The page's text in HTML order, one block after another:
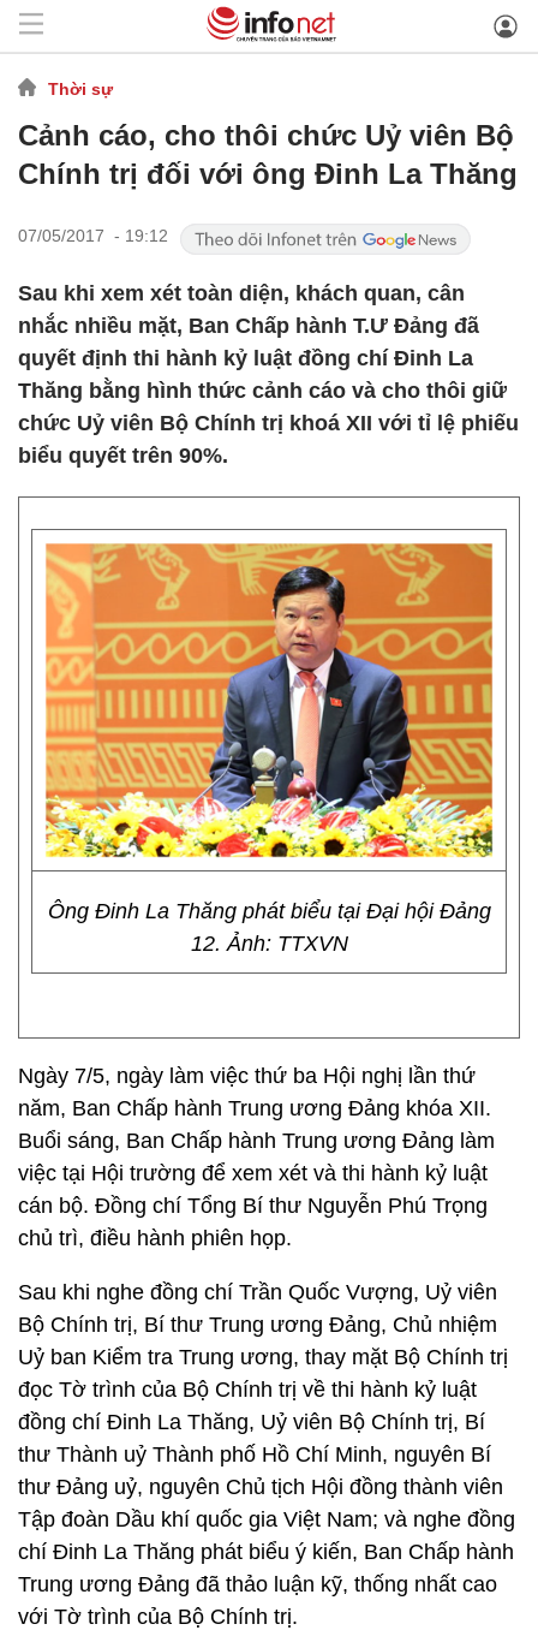
Thời sự
Cảnh cáo, cho thôi chức Uỷ viên Bộ
Chính trị đối với ông Đinh La Thăng
07/05/2017 - 19:12
Sau khi xem xét toàn diện, khách quan, cân
nhắc nhiều mặt, Ban Chấp hành T.Ư Đảng đã
quyết định thi hành kỷ luật đồng chí Đinh La
Thăng bằng hình thức cảnh cáo và cho thôi giữ
chức Uỷ viên Bộ Chính trị khoá XII với tỉ lệ phiếu
biểu quyết trên 90%.
Ông Đinh La Thăng phát biểu tại Đại hội Đảng
12. Ảnh: TTXVN
Ngày 7/5, ngày làm việc thứ ba Hội nghị lần thứ
năm, Ban Chấp hành Trung ương Đảng khóa XII.
Buổi sáng, Ban Chấp hành Trung ương Đảng làm
việc tại Hội trường để xem xét và thi hành kỷ luật
cán bộ. Đồng chí Tổng Bí thư Nguyễn Phú Trọng
chủ trì, điều hành phiên họp.
Sau khi nghe đồng chí Trần Quốc Vượng, Uỷ viên
Bộ Chính trị, Bí thư Trung ương Đảng, Chủ nhiệm
Uỷ ban Kiểm tra Trung ương, thay mặt Bộ Chính trị
đọc Tờ trình của Bộ Chính trị về thi hành kỷ luật
đồng chí Đinh La Thăng, Uỷ viên Bộ Chính trị, Bí
thư Thành uỷ Thành phố Hồ Chí Minh, nguyên Bí
thư Đảng uỷ, nguyên Chủ tịch Hội đồng thành viên
Tập đoàn Dầu khí quốc gia Việt Nam; và nghe đồng
chí Đinh La Thăng phát biểu ý kiến, Ban Chấp hành
Trung ương Đảng đã thảo luận kỹ, thống nhất cao
với Tờ trình của Bộ Chính trị.